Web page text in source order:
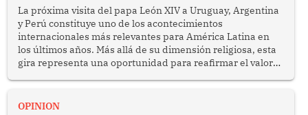
La próxima visita del papa León XIV a Uruguay, Argentina
y Perú constituye uno de los acontecimientos
internacionales más relevantes para América Latina en
los últimos años. Más allá de su dimensión religiosa, esta
gira representa una oportunidad para reafirmar el valor
enfrenta desafíos en materia de desarrollo, cohesión
OPINION